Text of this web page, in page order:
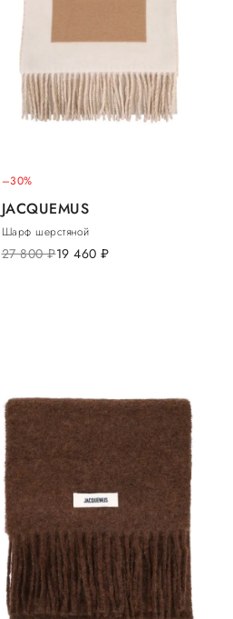
–30%
JACQUEMUS
Шарф шерстяной
27 800руб.19 460 руб.